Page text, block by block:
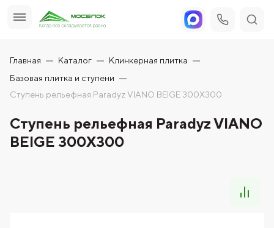
Главная Каталог
Клинкерная плитка
Базовая плитка и ступени
Ступень рельефная Paradyz VIANO BEIGE 300X300
Ступень рельефная Paradyz VIANO
BEIGE 300X300